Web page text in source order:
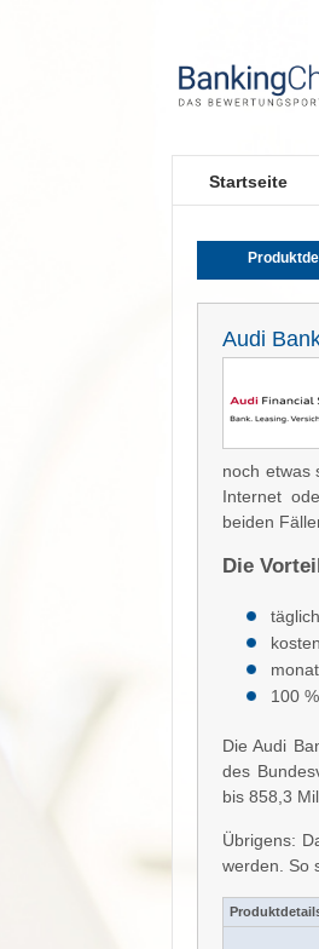
Startseite
Audi
noch etwas
Internet
beiden
Die
100
Die Audi
des
bis 858,3
Übrigens:
werden. So